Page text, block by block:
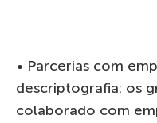
• Parcerias com
descriptografia: os
colaborado com